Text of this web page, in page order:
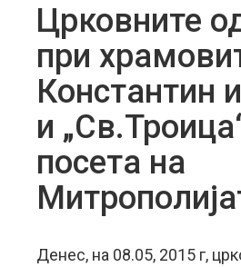
Црковните
при
Константин
и
посета на
Денес, на 08.05, 2015 г,